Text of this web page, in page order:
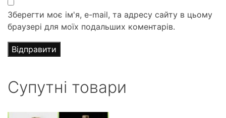
Зберегти моє ім'я, e-mail, та адресу сайту в цьому
браузері для моїх подальших коментарів.
Супутні товари